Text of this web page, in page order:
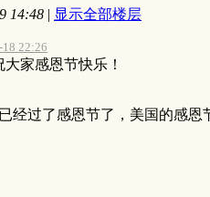
14:48 | 显示全部楼层
22:26
家感恩节快乐！
经过了感恩节了，美国的感恩